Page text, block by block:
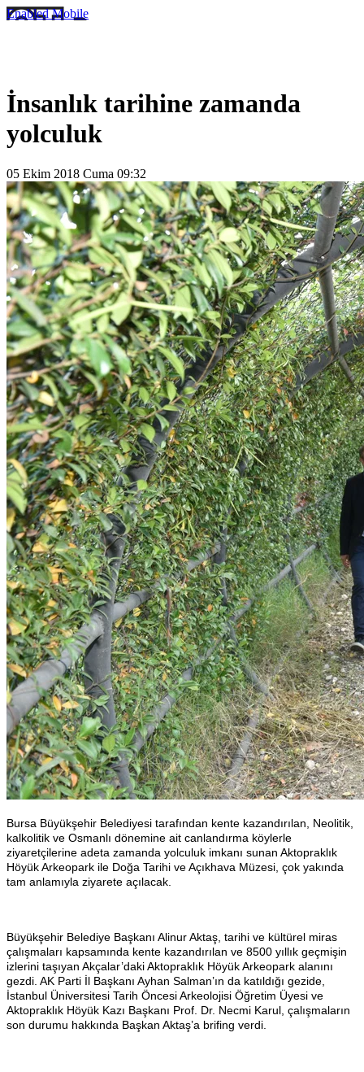
EnabledMobile
İnsanlık tarihine zamanda
yolculuk
05 Ekim 2018 Cuma 09:32
Bursa Büyükşehir Belediyesi tarafından kente kazandırılan, Neolitik,
kalkolitik ve Osmanlı dönemine ait canlandırma köylerle
ziyaretçilerine adeta zamanda yolculuk imkanı sunan Aktopraklık
Höyük Arkeopark ile Doğa Tarihi ve Açıkhava Müzesi, çok yakında
tam anlamıyla ziyarete açılacak.
Büyükşehir Belediye Başkanı Alinur Aktaş, tarihi ve kültürel miras
çalışmaları kapsamında kente kazandırılan ve 8500 yıllık geçmişin
izlerini taşıyan Akçalar’daki Aktopraklık Höyük Arkeopark alanını
gezdi. AK Parti İl Başkanı Ayhan Salman’ın da katıldığı gezide,
İstanbul Üniversitesi Tarih Öncesi Arkeolojisi Öğretim Üyesi ve
Aktopraklık Höyük Kazı Başkanı Prof. Dr. Necmi Karul, çalışmaların
son durumu hakkında Başkan Aktaş’a brifing verdi.